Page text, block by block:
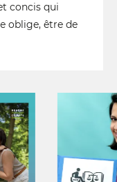
concis qui
oblige, être de